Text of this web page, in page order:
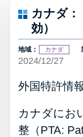
カナダ
効）
地域： カナダ
2024/12/27
外国特許情
カナダにお
整（PTA: